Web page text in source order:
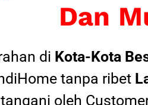
Dan
di Kota-Kota
tanpa ribet
oleh